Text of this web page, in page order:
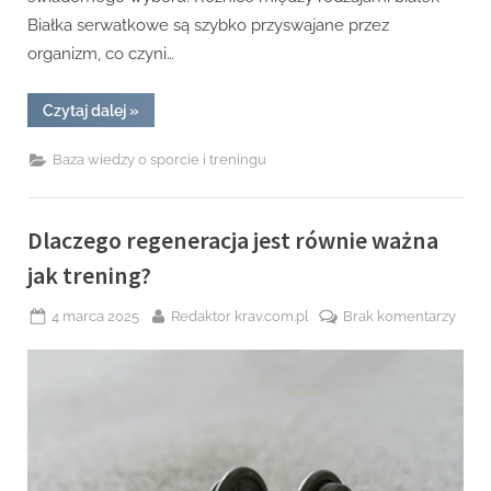
Białka serwatkowe są szybko przyswajane przez
organizm, co czyni…
Czytaj dalej“Jakie
białko
na
redukcji?”
»
Baza wiedzy o sporcie i treningu
Dlaczego regeneracja jest równie ważna
jak trening?
Posted
4 marca 2025 By
Redaktor krav.com.pl Brak komentarzydo